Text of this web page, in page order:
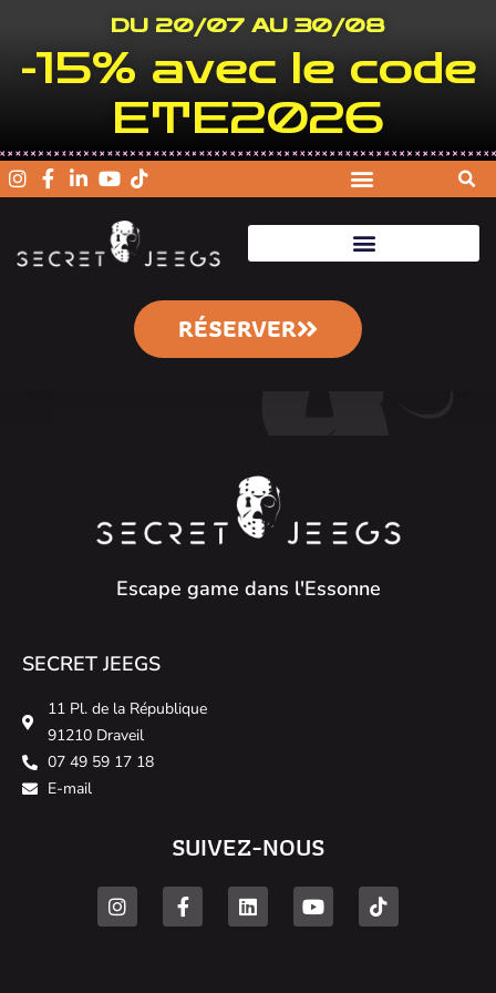
DU 20/07 AU 30/08
-15% avec le code
ETE2026
RÉSERVER
Escape game dans l'Essonne
SECRET JEEGS
11 Pl. de la République
91210 Draveil
07 49 59 17 18
E-mail
SUIVEZ-NOUS